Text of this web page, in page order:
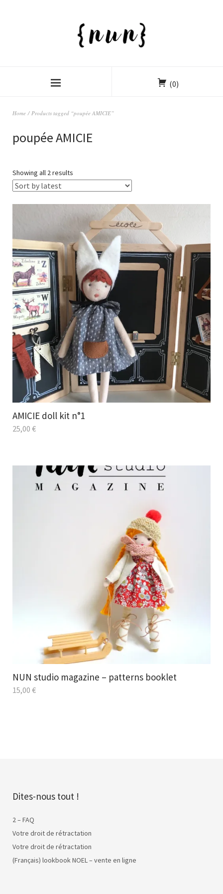
(0)
Home / Products tagged “poupée AMICIE”
poupée AMICIE
Showing all 2 results
AMICIE doll kit n°1
25,00 €
NUN studio magazine – patterns booklet
15,00 €
Dites-nous tout !
2 – FAQ
Votre droit de rétractation
Votre droit de rétractation
(Français) lookbook NOEL – vente en ligne